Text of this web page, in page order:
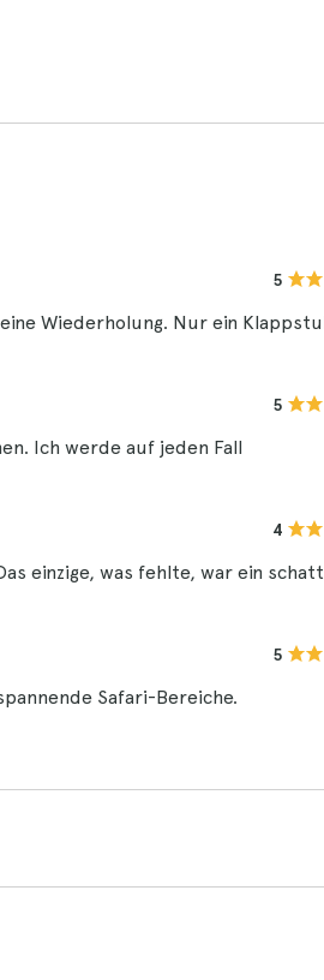
5
Wiederholung. Nur ein
5
Ich werde auf jeden Fall
4
einzige, was fehlte, war ein
5
Safari-Bereiche.